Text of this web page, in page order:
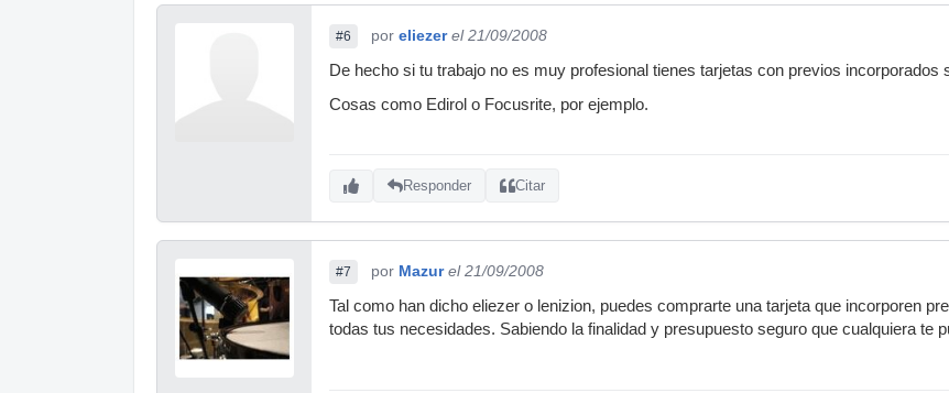
#6 por eliezer el 21/09/2008
De hecho si tu trabajo no es muy profesional tienes tarjetas con previos incorporados
Cosas como Edirol o Focusrite, por ejemplo.
Responder Citar
#7 por Mazur el 21/09/2008
Tal como han dicho eliezer o lenizion, puedes comprarte una tarjeta que incorporen
todas tus necesidades. Sabiendo la finalidad y presupuesto seguro que cualquiera te